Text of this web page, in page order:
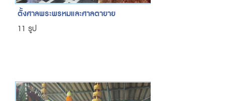
ตั้งศาลพระพรหมและศาลตายาย
11 รูป